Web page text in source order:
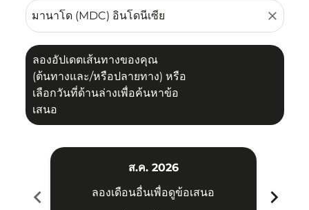
close
ลองอัปเดตเส้นทางของคุณ
(ต้นทางและ/หรือปลายทาง) หรือ
เลือกวันที่ด้านล่างเพื่อค้นหาข้อ
เสนอ
chevron_left
ส.ค. 2026
ลองเดือนอื่นเพื่อดูข้อเสนอ
chevron_right